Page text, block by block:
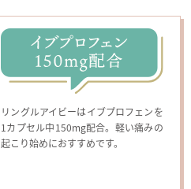
リングルアイビーはイブプロフェンを
1カプセル中150mg配合。軽い痛みの
起こり始めにおすすめです。